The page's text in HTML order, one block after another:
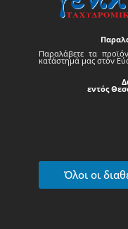
Παραλάβετε τα
κατάστημά μας στον
εντός
Όλοι οι